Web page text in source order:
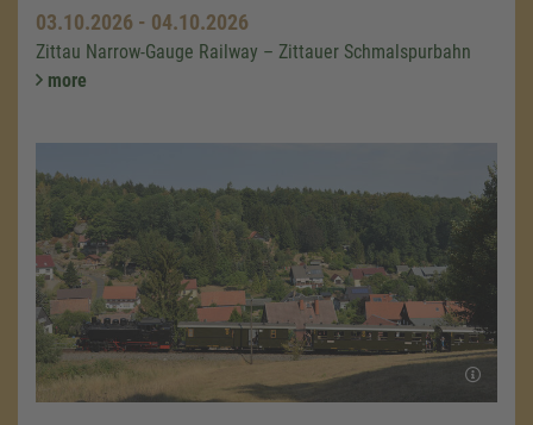
03.10.2026 - 04.10.2026
Zittau Narrow-Gauge Railway – Zittauer Schmalspurbahn
more